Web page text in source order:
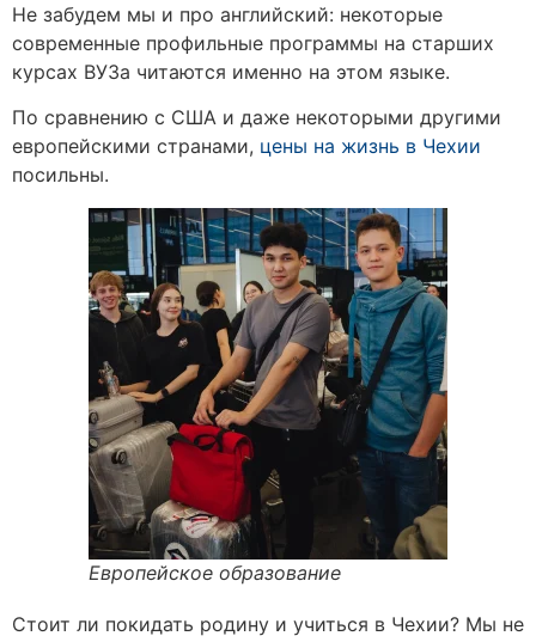
Не забудем мы и про английский: некоторые
современные профильные программы на старших
курсах ВУЗа читаются именно на этом языке.
По сравнению с США и даже некоторыми другими
европейскими странами, цены на жизнь в Чехии
посильны.
Европейское образование
Стоит ли покидать родину и учиться в Чехии? Мы не